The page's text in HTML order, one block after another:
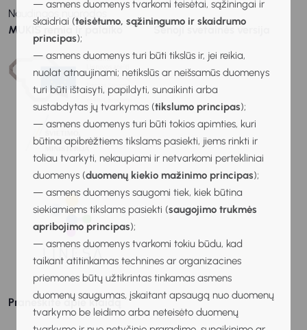
— asmens duomenys tvarkomi teisėtai, sąžiningai ir
skaidriai (teisėtumo, sąžiningumo ir skaidrumo
principas);
— asmens duomenys turi būti tikslūs ir, jei reikia,
nuolat atnaujinami; netikslūs ar neišsamūs duomenys
turi būti ištaisyti, papildyti, sunaikinti arba
sustabdytas jų tvarkymas (tikslumo principas);
— asmens duomenys turi būti tokios apimties, kuri
būtina apibrėžtiems tikslams pasiekti, jiems rinkti ir
toliau tvarkyti, nekaupiami ir netvarkomi pertekliniai
duomenys (duomenų kiekio mažinimo principas);
— asmens duomenys saugomi tiek, kiek būtina
siekiamiems tikslams pasiekti (saugojimo trukmės
apribojimo principas);
— asmens duomenys tvarkomi tokiu būdu, kad
taikant atitinkamas technines ar organizacines
priemones būtų užtikrintas tinkamas asmens
duomenų saugumas, įskaitant apsaugą nuo duomenų
tvarkymo be leidimo arba neteisėto duomenų
Naudingos nuorodos
MUKIS remia ir palaiko Senoji svetainės versija
Praneškite apie klaidą